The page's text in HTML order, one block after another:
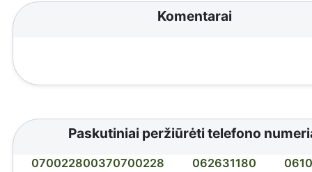
Komentarai
Paskutiniai peržiūrėti telefono
070022800370700228 062631180